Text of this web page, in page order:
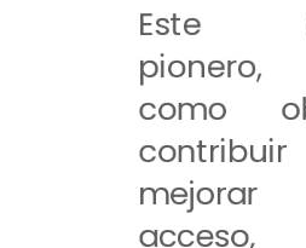
Este
como
acceso,